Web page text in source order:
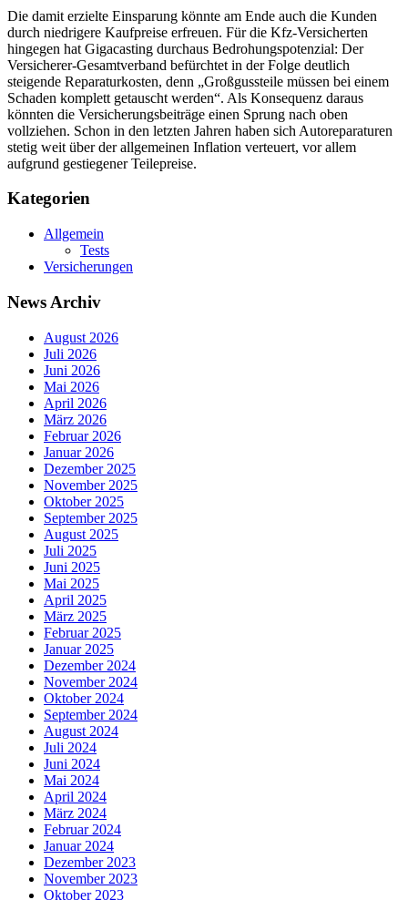
Die damit erzielte Einsparung könnte am Ende auch die Kunden
durch niedrigere Kaufpreise erfreuen. Für die Kfz-Versicherten
hingegen hat Gigacasting durchaus Bedrohungspotenzial: Der
Versicherer-Gesamtverband befürchtet in der Folge deutlich
steigende Reparaturkosten, denn „Großgussteile müssen bei einem
Schaden komplett getauscht werden“. Als Konsequenz daraus
könnten die Versicherungsbeiträge einen Sprung nach oben
vollziehen. Schon in den letzten Jahren haben sich Autoreparaturen
stetig weit über der allgemeinen Inflation verteuert, vor allem
aufgrund gestiegener Teilepreise.
Kategorien
Allgemein
Tests
Versicherungen
News Archiv
August 2026
Juli 2026
Juni 2026
Mai 2026
April 2026
März 2026
Februar 2026
Januar 2026
Dezember 2025
November 2025
Oktober 2025
September 2025
August 2025
Juli 2025
Juni 2025
Mai 2025
April 2025
März 2025
Februar 2025
Januar 2025
Dezember 2024
November 2024
Oktober 2024
September 2024
August 2024
Juli 2024
Juni 2024
Mai 2024
April 2024
März 2024
Februar 2024
Januar 2024
Dezember 2023
November 2023
Oktober 2023